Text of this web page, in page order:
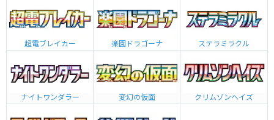
超電ブレイカー 楽園ドラゴーナ ステラミラクル
ナイトワンダラー 変幻の仮面 クリムゾンヘイズ